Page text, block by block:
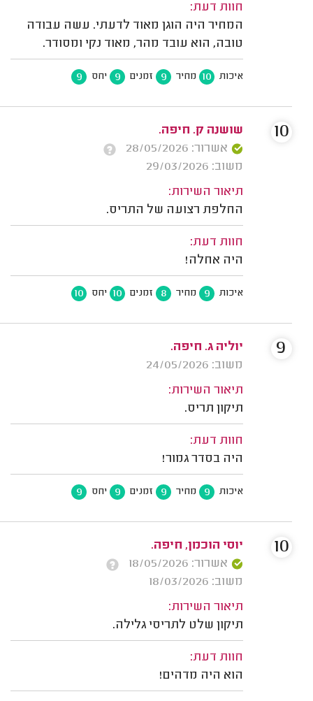
חוות דעת:
המחיר היה הוגן מאוד לדעתי. עשה עבודה
טובה, הוא עובד מהר, מאוד נקי ומסודר.
איכות 10 מחיר 9 זמנים 9 יחס 9
שושנה ק. חיפה.
אשרור: 28/05/2026
משוב: 29/03/2026
תיאור השירות:
החלפת רצועה של התריס.
חוות דעת:
היה אחלה!
איכות 9 מחיר 8 זמנים 10 יחס 10
10
יוליה ג. חיפה.
משוב: 24/05/2026
תיאור השירות:
תיקון תריס.
חוות דעת:
היה בסדר גמור!
איכות 9 מחיר 9 זמנים 9 יחס 9
9
יוסי הוכמן, חיפה.
אשרור: 18/05/2026
משוב: 18/03/2026
תיאור השירות:
תיקון שלט לתריסי גלילה.
חוות דעת:
הוא היה מדהים!
10